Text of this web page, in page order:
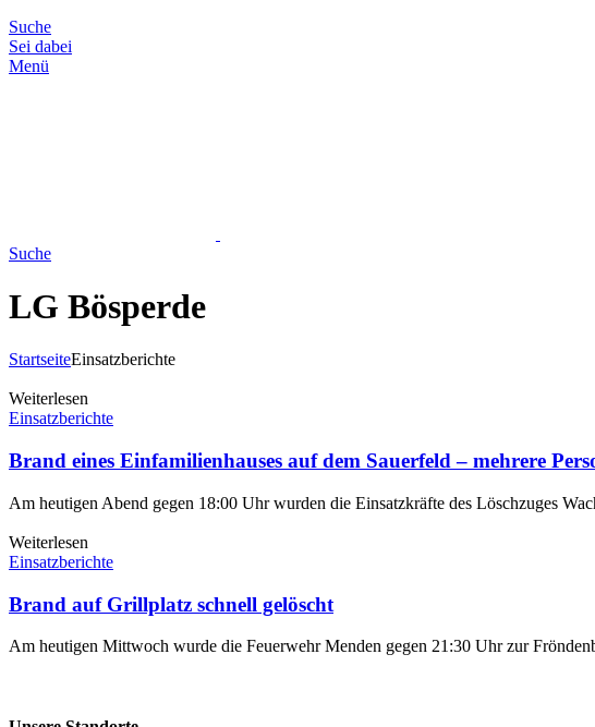
Suche
Sei dabei
Menü
Suche
LG Bösperde
StartseiteEinsatzberichte
Weiterlesen
Einsatzberichte
Brand eines Einfamilienhauses auf dem Sauerfeld – mehrere
Am heutigen Abend gegen 18:00 Uhr wurden die Einsatzkräfte des Löschzuges
Weiterlesen
Einsatzberichte
Brand auf Grillplatz schnell gelöscht
Am heutigen Mittwoch wurde die Feuerwehr Menden gegen 21:30 Uhr zur